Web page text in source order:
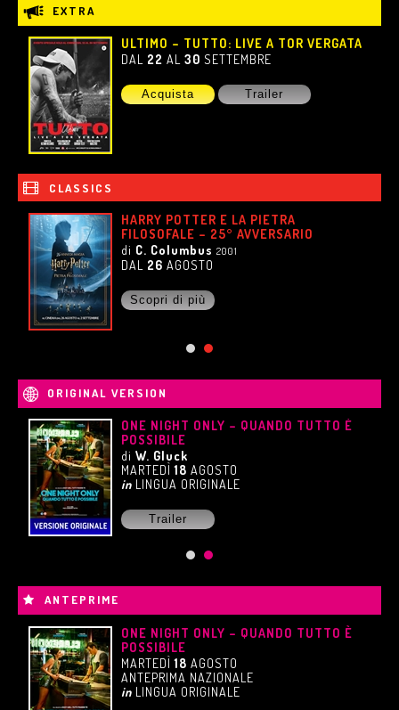
EXTRA
ULTIMO – TUTTO: LIVE A TOR VERGATA
DAL 22 AL30 SETTEMBRE
Acquista Trailer
CLASSICS
HARRY POTTER E LA PIETRA
FILOSOFALE – 25° AVVERSARIO
di C. Columbus2001
DAL 26 AGOSTO
Scopri di più
ORIGINAL VERSION
ONE NIGHT ONLY – QUANDO TUTTO È
POSSIBILE
diW. Gluck
MARTEDÌ 18 AGOSTO
in LINGUA ORIGINALE
Trailer
ANTEPRIME
ONE NIGHT ONLY – QUANDO TUTTO È
POSSIBILE
MARTEDÌ18 AGOSTO
ANTEPRIMA NAZIONALE
in LINGUA ORIGINALE